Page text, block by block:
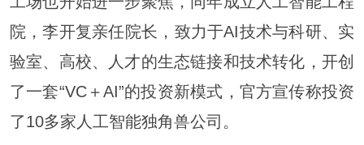
院，李开复亲任院长，致力于AI技术与科研、实
验室、高校、人才的生态链接和技术转化，开创
了一套“VC＋AI”的投资新模式，官方宣传称投资
了10多家人工智能独角兽公司。